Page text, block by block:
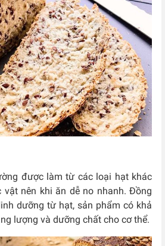
được làm từ các loại hạt khác
vật nên khi ăn dễ no nhanh. Đồng
dưỡng từ hạt, sản phẩm có khả
lượng và dưỡng chất cho cơ thể.